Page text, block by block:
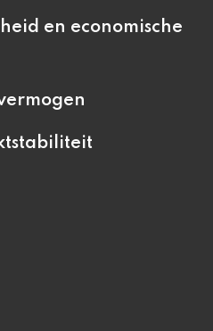
en economische